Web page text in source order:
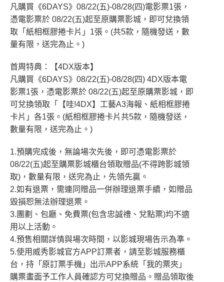
凡購買《6DAYS》08/22(五)-08/28(四)電影票1張，
憑電影票於 08/22(五)起至原購票影城，即可兌換領
取「紙相框膠捲卡片」1張。(共5款，隨機發送，數
量有限，送完為止。)
首周特典：【4DX版本】
凡購買《6DAYS》08/22(五)-08/28(四) 4DX版本電
影票1張，憑電影票於 08/22(五)起至原購票影城，即
可兌換領取「【哇!4DX】工藝A3海報、紙相框膠捲
卡片」各1張。(紙相框膠捲卡片共5款，隨機發送，
數量有限，送完為止。)
1.預購完成後，無論場次先後，即可憑電影票於
08/22(五)起至購票影城櫃台領取贈品(不得跨影城領
取)，數量有限，送完為止，先領先贏。
2.如有退票，需連同贈品一併辦理退票手續，如贈品
毀損恕無法辦理退票。
3.團劃、包廳、免費票(包含忠誠禮、兌點票)均不適
用以上活動。
4.預售相關詳情與場次時間，以影城現場告示為準。
5.使用威秀影城官方APP訂票者，請至影城服務櫃
台，持「原訂票手機」出示APP系統「我的票夾」
購票畫面予工作人員確認方可兌換贈品。贈品領取後